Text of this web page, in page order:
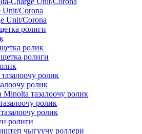
Unit/Corona
Unit/Corona
ролиги
ролик
ролиги
ролик
ролик
Minolta тазалоочу ролик
ролик
ролик
ролиги
чыгуучу роллери